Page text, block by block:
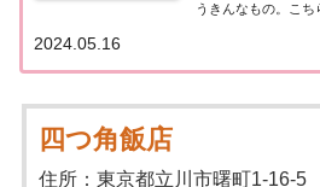
うきんなもの。こ
「四つ角飯店」に
ちら！BE:FIRST
2024.05.16
四つ角飯店
住所：東京都立川市曙町1-16-5